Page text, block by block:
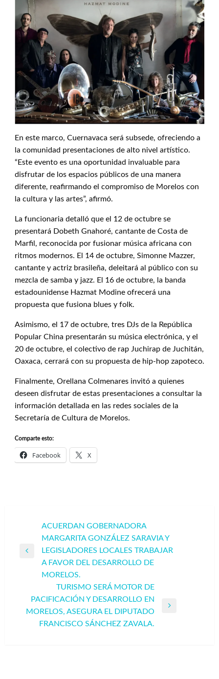
En este marco, Cuernavaca será subsede, ofreciendo a
la comunidad presentaciones de alto nivel artístico.
“Este evento es una oportunidad invaluable para
disfrutar de los espacios públicos de una manera
diferente, reafirmando el compromiso de Morelos con
la cultura y las artes”, afirmó.
La funcionaria detalló que el 12 de octubre se
presentará Dobeth Gnahoré, cantante de Costa de
Marfil, reconocida por fusionar música africana con
ritmos modernos. El 14 de octubre, Simonne Mazzer,
cantante y actriz brasileña, deleitará al público con su
mezcla de samba y jazz. El 16 de octubre, la banda
estadounidense Hazmat Modine ofrecerá una
propuesta que fusiona blues y folk.
Asimismo, el 17 de octubre, tres DJs de la República
Popular China presentarán su música electrónica, y el
20 de octubre, el colectivo de rap Juchirap de Juchitán,
Oaxaca, cerrará con su propuesta de hip-hop zapoteco.
Finalmente, Orellana Colmenares invitó a quienes
deseen disfrutar de estas presentaciones a consultar la
información detallada en las redes sociales de la
Secretaría de Cultura de Morelos.
Comparte esto:
Facebook X
Navegación
entradas
ACUERDAN GOBERNADORA
MARGARITA GONZÁLEZ SARAVIA Y
LEGISLADORES LOCALES TRABAJAR
A FAVOR DEL DESARROLLO DE
MORELOS.
Entrada
siguiente
TURISMO SERÁ MOTOR DE
PACIFICACIÓN Y DESARROLLO EN
MORELOS, ASEGURA EL DIPUTADO
FRANCISCO SÁNCHEZ ZAVALA.